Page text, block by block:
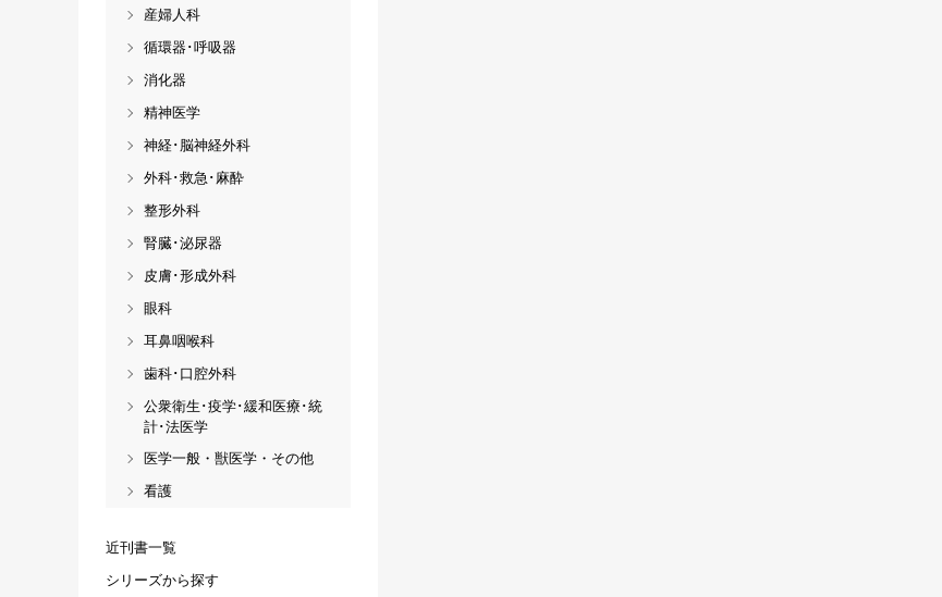
産婦人科
循環器･呼吸器
消化器
精神医学
神経･脳神経外科
外科･救急･麻酔
整形外科
腎臓･泌尿器
皮膚･形成外科
眼科
耳鼻咽喉科
歯科･口腔外科
公衆衛生･疫学･緩和医療･統
計･法医学
医学一般・獣医学・その他
看護
近刊書一覧
シリーズから探す